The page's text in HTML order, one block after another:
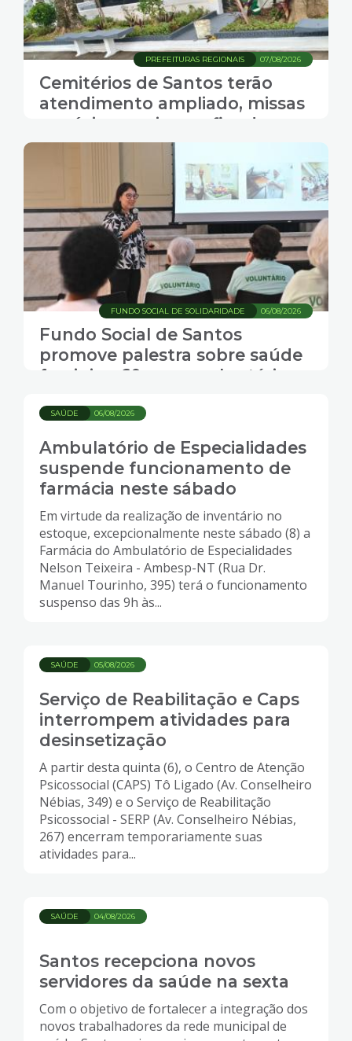
07/08/2026
PREFEITURAS REGIONAIS
Cemitérios de Santos terão
atendimento ampliado, missas
e música ao vivo no fim de
semana do Dia dos Pais
06/08/2026
FUNDO SOCIAL DE SOLIDARIDADE
Fundo Social de Santos
promove palestra sobre saúde
feminina 60+ para voluntárias
06/08/2026
SAÚDE
Ambulatório de Especialidades
suspende funcionamento de
farmácia neste sábado
Em virtude da realização de inventário no
estoque, excepcionalmente neste sábado (8) a
Farmácia do Ambulatório de Especialidades
Nelson Teixeira - Ambesp-NT (Rua Dr.
Manuel Tourinho, 395) terá o funcionamento
suspenso das 9h às...
05/08/2026
SAÚDE
Serviço de Reabilitação e Caps
interrompem atividades para
desinsetização
A partir desta quinta (6), o Centro de Atenção
Psicossocial (CAPS) Tô Ligado (Av. Conselheiro
Nébias, 349) e o Serviço de Reabilitação
Psicossocial - SERP (Av. Conselheiro Nébias,
267) encerram temporariamente suas
atividades para...
04/08/2026
SAÚDE
Santos recepciona novos
servidores da saúde na sexta
Com o objetivo de fortalecer a integração dos
novos trabalhadores da rede municipal de